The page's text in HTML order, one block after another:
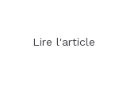
Lire l'article